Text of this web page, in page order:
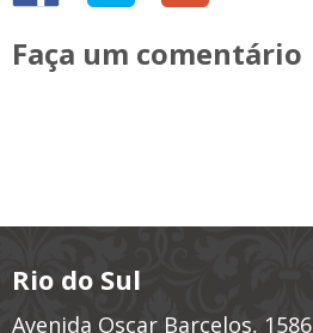
Faça um comentário
Rio do Sul
Avenida Oscar Barcelos, 1586